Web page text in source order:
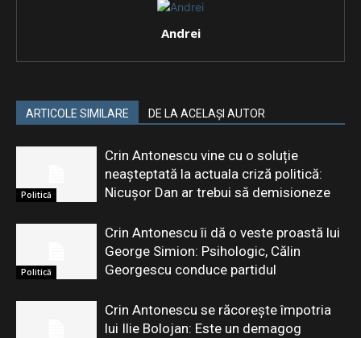
Andrei
ARTICOLE SIMILARE DE LA ACELAȘI AUTOR
Politică
Crin Antonescu vine cu o soluție
neașteptată la actuala criză politică:
Nicușor Dan ar trebui să demisioneze
Politică
Crin Antonescu îi dă o veste proastă lui
George Simion: Psihologic, Călin
Georgescu conduce partidul
Crin Antonescu se răcorește împotria
lui Ilie Bolojan: Este un demagog